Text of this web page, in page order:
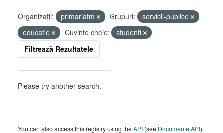
Organizații: primariatm Grupuri:
servicii-publice
educatie
Cuvinte cheie:
studenti
Filtrează Rezultatele
Please try another search.
You can also access this registry using theAPI (see Documente API).